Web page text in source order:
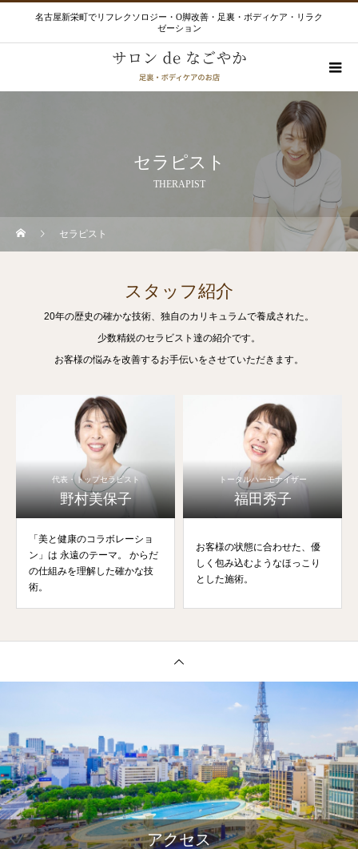
名古屋新栄町でリフレクソロジー・O脚改善・足裏・ボディケア・リラク
ゼーション
セラピスト
THERAPIST
セラピスト
スタッフ紹介
20年の歴史の確かな技術、独自のカリキュラムで養成された。
少数精鋭のセラビスト達の紹介です。
お客様の悩みを改善するお手伝いをさせていただきます。
代表・トップセラピスト
野村美保子
「美と健康のコラボレーショ
ン」は 永遠のテーマ。 からだ
の仕組みを理解した確かな技
術。
トータルハーモナイザー
福田秀子
お客様の状態に合わせた、優
しく包み込むようなほっこり
とした施術。
アクセス